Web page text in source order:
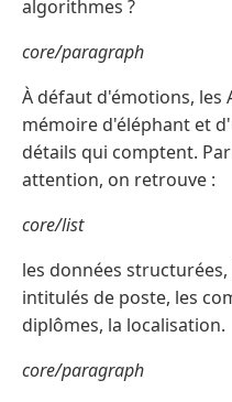
algorithmes ?
core/paragraph
À défaut d'émotions, les
mémoire d'éléphant et
détails qui comptent.
attention, on retrouve :
core/list
les données structurées,
intitulés de poste, les
diplômes, la localisation.
core/paragraph